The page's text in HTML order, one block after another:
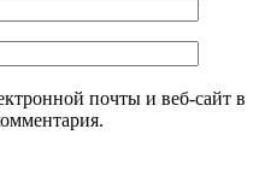
почты и веб-сайт в